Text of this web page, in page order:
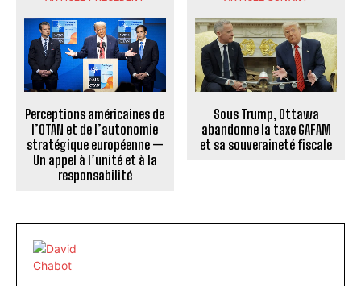
Perceptions américaines de
l’OTAN et de l’autonomie
stratégique européenne —
Un appel à l’unité et à la
responsabilité
Sous Trump, Ottawa
abandonne la taxe GAFAM
et sa souveraineté fiscale